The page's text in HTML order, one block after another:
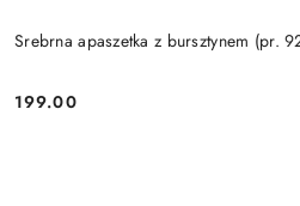
Srebrna apaszetka z bursztynem (pr.
Cena:
199.00